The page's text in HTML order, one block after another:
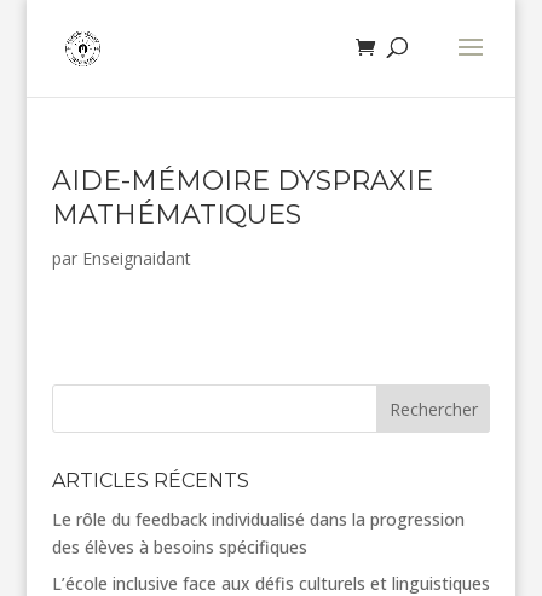
AIDE-MÉMOIRE DYSPRAXIE
MATHÉMATIQUES
par Enseignaidant
Rechercher
ARTICLES RÉCENTS
Le rôle du feedback individualisé dans la progression
des élèves à besoins spécifiques
L’école inclusive face aux défis culturels et linguistiques